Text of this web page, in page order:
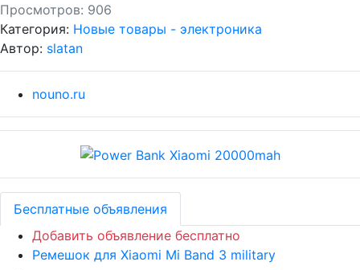
Просмотров: 906
Категория: Новые товары - электроника
Автор: slatan
nouno.ru
Бесплатные объявления
Добавить объявление бесплатно
Ремешок для Xiaomi Mi Band 3 military